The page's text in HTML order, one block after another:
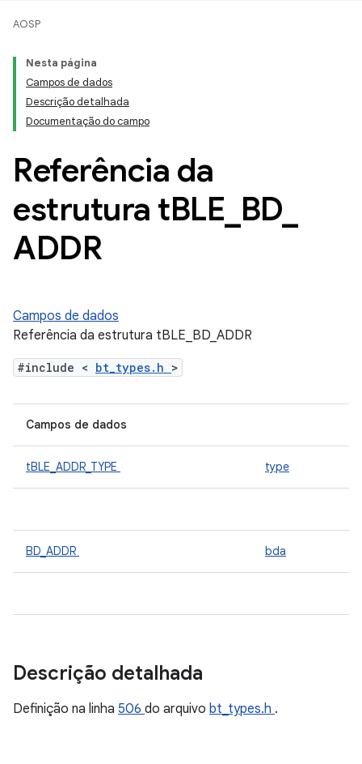
AOSP
Nesta página
Campos de dados
Descrição detalhada
Documentação do campo
Referência da
estrutura tBLE BD_
ADDR
Campos de dados
Referência da estrutura tBLE_BD_ADDR
#include < bt_types.h >
Campos de dados
tBLE_ADDR_TYPE type
BD_ADDR bda
Descrição detalhada
Definição na linha 506 do arquivo bt_types.h .